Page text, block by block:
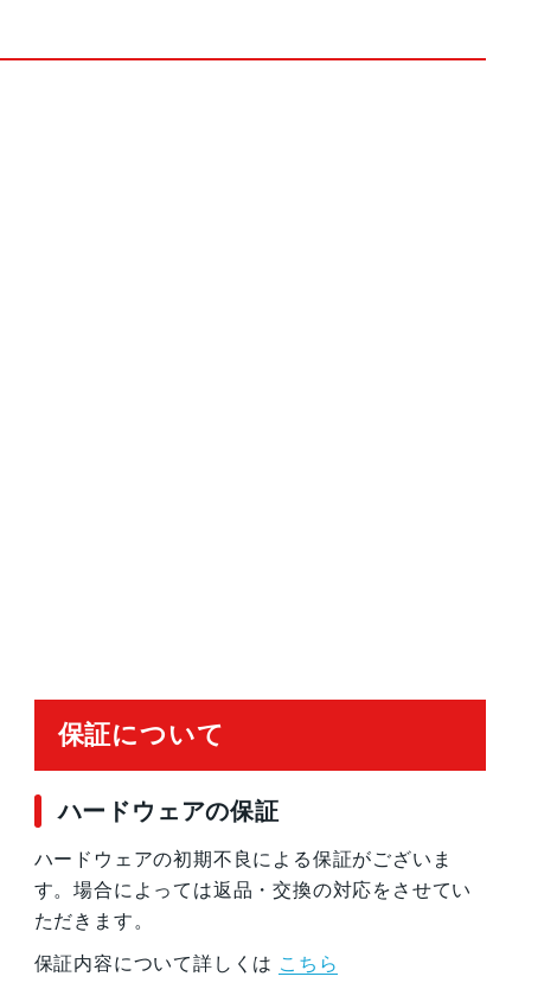
保証について
ハードウェアの保証
ハードウェアの初期不良による保証がございま
す。場合によっては返品・交換の対応をさせてい
ただきます。
保証内容について詳しくは こちら